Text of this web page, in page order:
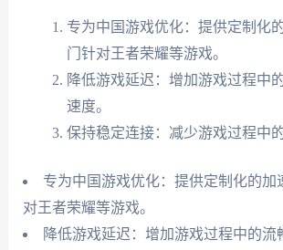
专为中国游戏优化：提供定制化
门针对王者荣耀等游戏。
降低游戏延迟：增加游戏过程中
速度。
保持稳定连接：减少游戏过程中
专为中国游戏优化：提供定制化的加
对王者荣耀等游戏。
降低游戏延迟：增加游戏过程中的流